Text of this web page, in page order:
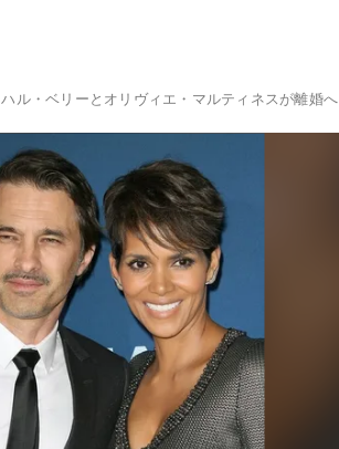
ハル・ベリーとオリヴィエ・マルティネスが離婚へ